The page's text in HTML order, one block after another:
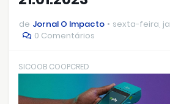
de Jornal O Impacto
sexta-feira,
0 Comentários
SICOOB COOPCRED